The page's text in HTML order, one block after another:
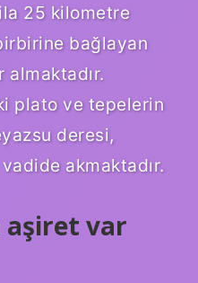
25 kilometre
bağlayan
plato ve tepelerin
deresi,
akmaktadır.
aşiret var